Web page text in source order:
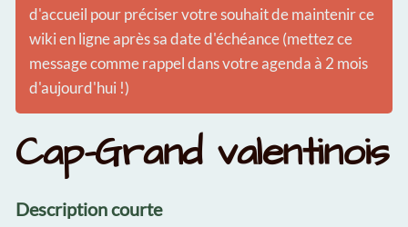
d'accueil pour préciser votre souhait de maintenir ce
wiki en ligne après sa date d'échéance (mettez ce
message comme rappel dans votre agenda à 2 mois
d'aujourd'hui !)
Cap-Grand valentinois
Description courte